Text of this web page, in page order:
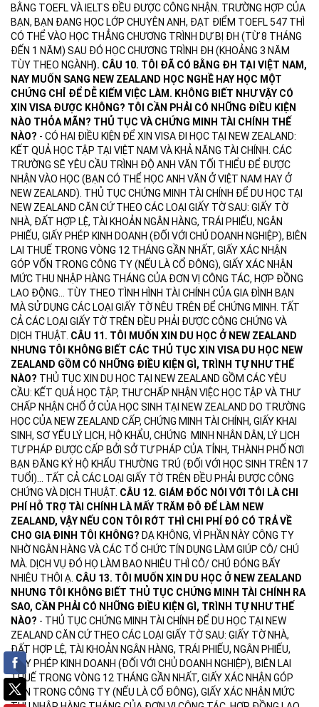
BẰNG TOEFL VÀ IELTS ĐỀU ĐƯỢC CÔNG NHẬN. TRƯỜNG HỢP CỦA
BẠN, BẠN ĐANG HỌC LỚP CHUYÊN ANH, ĐẠT ĐIỂM TOEFL 547 THÌ
CÓ THỂ VÀO HỌC THẲNG CHƯƠNG TRÌNH DỰ BỊ ĐH (TỪ 8 THÁNG
ĐẾN 1 NĂM) SAU ĐÓ HỌC CHƯƠNG TRÌNH ĐH (KHOẢNG 3 NĂM
TÙY THEO NGÀNH). CÂU 10. TÔI ĐÃ CÓ BẰNG ĐH TẠI VIỆT NAM,
NAY MUỐN SANG NEW ZEALAND HỌC NGHỀ HAY HỌC MỘT
CHỨNG CHỈ ĐỂ DỄ KIẾM VIỆC LÀM. KHÔNG BIẾT NHƯ VẬY CÓ
XIN VISA ĐƯỢC KHÔNG? TÔI CẦN PHẢI CÓ NHỮNG ĐIỀU KIỆN
NÀO THỎA MÃN? THỦ TỤC VÀ CHỨNG MINH TÀI CHÍNH THẾ
NÀO? - CÓ HAI ĐIỀU KIỆN ĐỂ XIN VISA ĐI HỌC TẠI NEW ZEALAND:
KẾT QUẢ HỌC TẬP TẠI VIỆT NAM VÀ KHẢ NĂNG TÀI CHÍNH. CÁC
TRƯỜNG SẼ YÊU CẦU TRÌNH ĐỘ ANH VĂN TỐI THIỂU ĐỂ ĐƯỢC
NHẬN VÀO HỌC (BẠN CÓ THỂ HỌC ANH VĂN Ở VIỆT NAM HAY Ở
NEW ZEALAND). THỦ TỤC CHỨNG MINH TÀI CHÍNH ĐỂ DU HỌC TẠI
NEW ZEALAND CĂN CỨ THEO CÁC LOẠI GIẤY TỜ SAU: GIẤY TỜ
NHÀ, ĐẤT HỢP LỆ, TÀI KHOẢN NGÂN HÀNG, TRÁI PHIẾU, NGÂN
PHIẾU, GIẤY PHÉP KINH DOANH (ĐỐI VỚI CHỦ DOANH NGHIỆP), BIÊN
LAI THUẾ TRONG VÒNG 12 THÁNG GẦN NHẤT, GIẤY XÁC NHẬN
GÓP VỐN TRONG CÔNG TY (NẾU LÀ CỔ ĐÔNG), GIẤY XÁC NHẬN
MỨC THU NHẬP HÀNG THÁNG CỦA ĐƠN VỊ CÔNG TÁC, HỢP ĐỒNG
LAO ĐỘNG... TÙY THEO TÌNH HÌNH TÀI CHÍNH CỦA GIA ĐÌNH BẠN
MÀ SỬ DỤNG CÁC LOẠI GIẤY TỜ NÊU TRÊN ĐỂ CHỨNG MINH. TẤT
CẢ CÁC LOẠI GIẤY TỜ TRÊN ĐỀU PHẢI ĐƯỢC CÔNG CHỨNG VÀ
DỊCH THUẬT. CÂU 11. TÔI MUỐN XIN DU HỌC Ở NEW ZEALAND
NHƯNG TÔI KHÔNG BIẾT CÁC THỦ TỤC XIN VISA DU HỌC NEW
ZEALAND GỒM CÓ NHỮNG ĐIỀU KIỆN GÌ, TRÌNH TỰ NHƯ THẾ
NÀO? THỦ TỤC XIN DU HỌC TẠI NEW ZEALAND GỒM CÁC YÊU
CẦU: KẾT QUẢ HỌC TẬP, THƯ CHẤP NHẬN VIỆC HỌC TẬP VÀ THƯ
CHẤP NHẬN CHỔ Ở CỦA HỌC SINH TẠI NEW ZEALAND DO TRƯỜNG
HỌC CỦA NEW ZEALAND CẤP, CHỨNG MINH TÀI CHÍNH, GIẤY KHAI
SINH, SƠ YẾU LÝ LỊCH, HỘ KHẨU, CHỨNG MINH NHÂN DÂN, LÝ LỊCH
TƯ PHÁP ĐƯỢC CẤP BỞI SỞ TƯ PHÁP CỦA TỈNH, THÀNH PHỐ NƠI
BẠN ĐĂNG KÝ HỘ KHẨU THƯỜNG TRÚ (ĐỐI VỚI HỌC SINH TRÊN 17
TUỔI)... TẤT CẢ CÁC LOẠI GIẤY TỜ TRÊN ĐỀU PHẢI ĐƯỢC CÔNG
CHỨNG VÀ DỊCH THUẬT. CÂU 12. GIÁM ĐỐC NÓI VỚI TÔI LÀ CHI
PHÍ HỖ TRỢ TÀI CHÍNH LÀ MẤY TRĂM ĐÔ ĐỂ LÀM NEW
ZEALAND, VẬY NẾU CON TÔI RỚT THÌ CHI PHÍ ĐÓ CÓ TRẢ VỀ
CHO GIA ĐINH TÔI KHÔNG? DẠ KHÔNG, VÌ PHẦN NÀY CÔNG TY
NHỜ NGÂN HÀNG VÀ CÁC TỔ CHỨC TÍN DỤNG LÀM GIÚP CÔ/ CHÚ
MÀ. DỊCH VỤ ĐÓ HỌ LÀM BAO NHIÊU THÌ CÔ/ CHÚ ĐÓNG BẤY
NHIÊU THÔI Ạ. CÂU 13. TÔI MUỐN XIN DU HỌC Ở NEW ZEALAND
NHƯNG TÔI KHÔNG BIẾT THỦ TỤC CHỨNG MINH TÀI CHÍNH RA
SAO, CẦN PHẢI CÓ NHỮNG ĐIỀU KIỆN GÌ, TRÌNH TỰ NHƯ THẾ
NÀO? - THỦ TỤC CHỨNG MINH TÀI CHÍNH ĐỂ DU HỌC TẠI NEW
ZEALAND CĂN CỨ THEO CÁC LOẠI GIẤY TỜ SAU: GIẤY TỜ NHÀ,
ĐẤT HỢP LỆ, TÀI KHOẢN NGÂN HÀNG, TRÁI PHIẾU, NGÂN PHIẾU,
GIẤY PHÉP KINH DOANH (ĐỐI VỚI CHỦ DOANH NGHIỆP), BIÊN LAI
THUẾ TRONG VÒNG 12 THÁNG GẦN NHẤT, GIẤY XÁC NHẬN GÓP
VỐN TRONG CÔNG TY (NẾU LÀ CỔ ĐÔNG), GIẤY XÁC NHẬN MỨC